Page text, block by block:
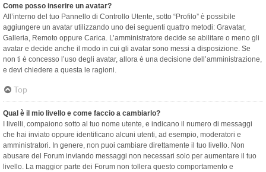
Come posso inserire un avatar?
All’interno del tuo Pannello di Controllo Utente, sotto “Profilo” è possibile
aggiungere un avatar utilizzando uno dei seguenti quattro metodi: Gravatar,
Galleria, Remoto oppure Carica. L’amministratore decide se abilitare o meno gli
avatar e decide anche il modo in cui gli avatar sono messi a disposizione. Se
non ti è concesso l’uso degli avatar, allora è una decisione dell’amministrazione,
e devi chiedere a questa le ragioni.
Top
Qual è il mio livello e come faccio a cambiarlo?
I livelli, compaiono sotto al tuo nome utente, e indicano il numero di messaggi
che hai inviato oppure identificano alcuni utenti, ad esempio, moderatori e
amministratori. In genere, non puoi cambiare direttamente il tuo livello. Non
abusare del Forum inviando messaggi non necessari solo per aumentare il tuo
livello. La maggior parte dei Forum non tollera questo comportamento e